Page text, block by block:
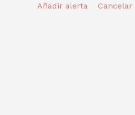
Cancelar
Añadir alerta